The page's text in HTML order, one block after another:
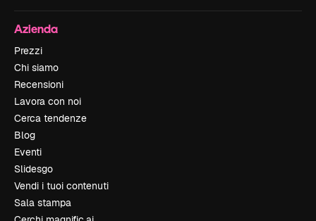
Azienda
Prezzi
Chi siamo
Recensioni
Lavora con noi
Cerca tendenze
Blog
Eventi
Slidesgo
Vendi i tuoi contenuti
Sala stampa